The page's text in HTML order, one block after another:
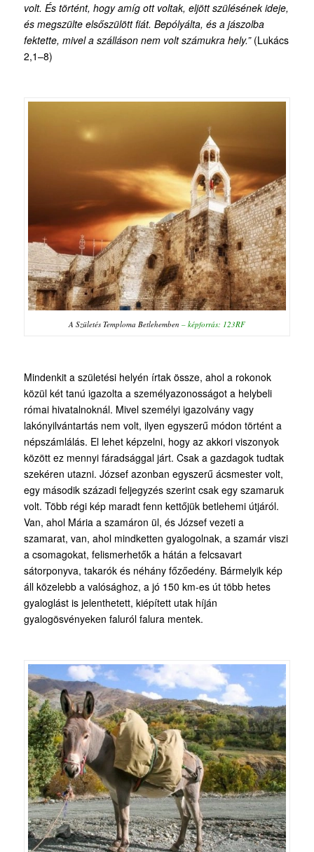
volt. És történt, hogy amíg ott voltak, eljött szülésének ideje,
és megszülte elsőszülött fiát. Bepólyálta, és a jászolba
fektette, mivel a szálláson nem volt számukra hely.”(Lukács
2,1–8)
A Születés Temploma Betlehemben – képforrás: 123RF
Mindenkit a születési helyén írtak össze, ahol a rokonok
közül két tanú igazolta a személyazonosságot a helybeli
római hivatalnoknál. Mivel személyi igazolvány vagy
lakónyilvántartás nem volt, ilyen egyszerű módon történt a
népszámlálás. El lehet képzelni, hogy az akkori viszonyok
között ez mennyi fáradsággal járt. Csak a gazdagok tudtak
szekéren utazni. József azonban egyszerű ácsmester volt,
egy második századi feljegyzés szerint csak egy szamaruk
volt. Több régi kép maradt fenn kettőjük betlehemi útjáról.
Van, ahol Mária a szamáron ül, és József vezeti a
szamarat, van, ahol mindketten gyalogolnak, a szamár viszi
a csomagokat, felismerhetők a hátán a felcsavart
sátorponyva, takarók és néhány főzőedény. Bármelyik kép
áll közelebb a valósághoz, a jó 150 km-es út több hetes
gyaloglást is jelenthetett, kiépített utak híján
gyalogösvényeken faluról falura mentek.